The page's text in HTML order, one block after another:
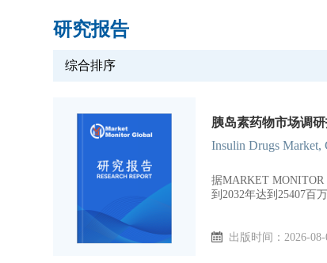
研究报告
综合排序
胰岛素药物市场调
Insulin Drugs Market,
据MARKET MONITOR
到2032年达到25407百万
出版时间：2026-08-